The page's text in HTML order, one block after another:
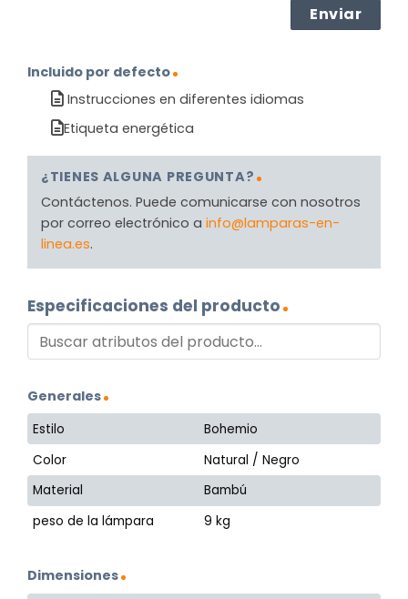
Incluido por defecto
Instrucciones en diferentes idiomas
Etiqueta energética
¿TIENES ALGUNA PREGUNTA?
Contáctenos. Puede comunicarse con nosotros
por correo electrónico a info@lamparas-en-
linea.es.
Especificaciones del producto
Generales
Estilo
Bohemio
Color
Natural / Negro
Material
Bambú
peso de la lámpara
9 kg
Dimensiones